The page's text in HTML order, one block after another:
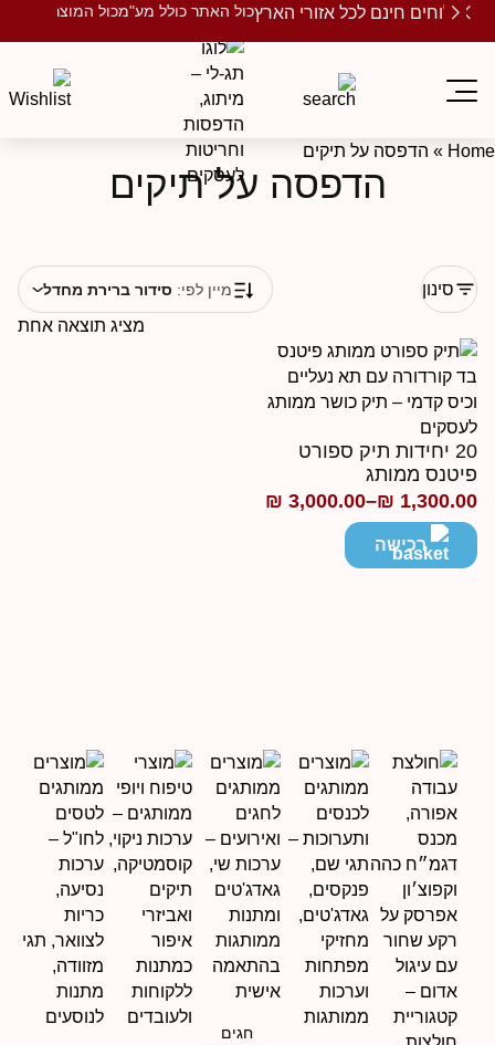
חינם לכל אזורי הארץכול האתר כולל מע"מכול המוצרים
»הדפסה על תיקים
הדפסה על תיקים
מציג תוצאה אחת
סינון מיין לפי:סידור ברירת מחדל
20 יחידות תיק ספורט
ממותג
₪
–
₪3,000.00
רכישה
חגים